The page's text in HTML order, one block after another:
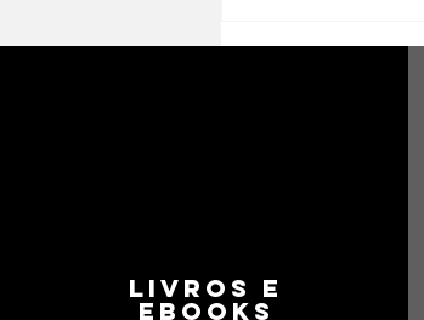
LIVROS E
EBOOKS